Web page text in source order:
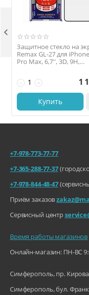
Защитное стекло на
Remax GL-27 для
Pro Max, 6,7'', 3D, 9H,
+
− 1
Купить

+7-978-773-77-77
+7-365-288-77-37
+7-978-844-48-47
Приём заказов
Сервисный центр
Время работы магазинов
Онлайн-магазин: ПН-ВС
Симферополь, пр.
Симферополь, бул.